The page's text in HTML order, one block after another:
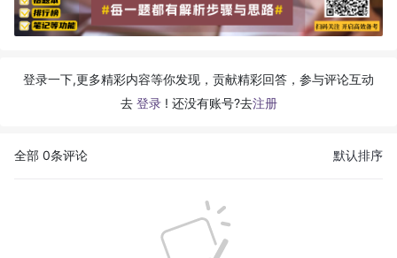
登录一下,更多精彩内容等你发现，贡献精彩回答，参与评论互动
去 登录 ! 还没有账号?去注册
全部 0条评论 默认排序